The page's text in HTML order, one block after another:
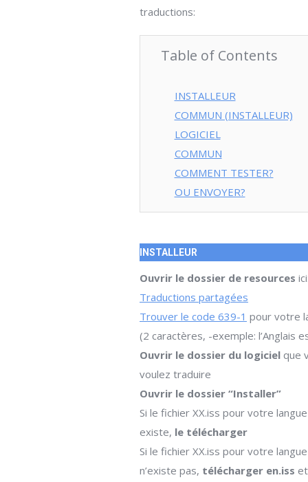
traductions:
Table of Contents
INSTALLEUR
COMMUN (INSTALLEUR)
LOGICIEL
COMMUN
COMMENT TESTER?
OU ENVOYER?
INSTALLEUR
Ouvrir le dossier de resources
Traductions partagées
Trouver le code 639-1 pour votre
(2 caractères, -exemple: l’Anglais
Ouvrir le dossier du logiciel que
voulez traduire
Ouvrir le dossier “Installer”
Si le fichier XX.iss pour votre langue
existe, le télécharger
Si le fichier XX.iss pour votre langue
n’existe pas, télécharger en.iss